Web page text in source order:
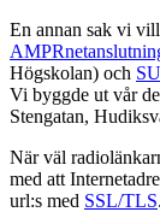
En annan sak vi
Högskolan) och
Vi byggde ut vår
Stengatan,
När väl
med att
url:s med SSL/TLS